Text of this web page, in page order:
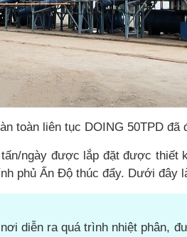
toàn liên tục DOING 50TPD
ngày được lắp đặt được thiết
phủ Ấn Độ thúc đẩy. Dưới đây
diễn ra quá trình nhiệt phân,